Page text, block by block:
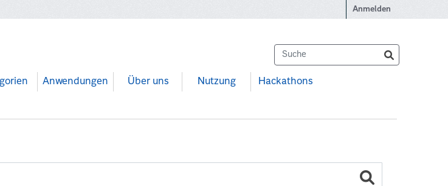
Anmelden
Anwendungen Über uns Nutzung Hackathons